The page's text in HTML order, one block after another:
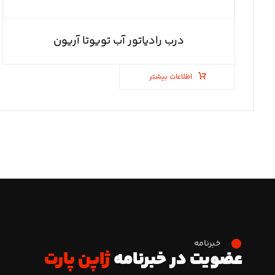
درب رادیاتور آب تویوتا آریون
اطلاعات بیشتر
خبرنامه
عضویت در خبرنامهژاپن پارت